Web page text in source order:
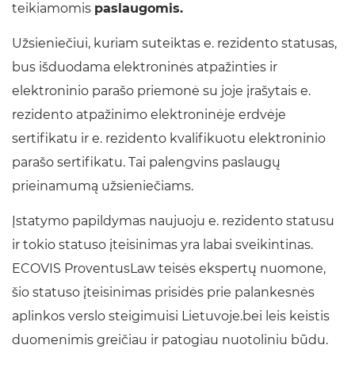
teikiamomis paslaugomis.
Užsieniečiui, kuriam suteiktas e. rezidento statusas,
bus išduodama elektroninės atpažinties ir
elektroninio parašo priemonė su joje įrašytais e.
rezidento atpažinimo elektroninėje erdvėje
sertifikatu ir e. rezidento kvalifikuotu elektroninio
parašo sertifikatu. Tai palengvins paslaugų
prieinamumą užsieniečiams.
Įstatymo papildymas naujuoju e. rezidento statusu
ir tokio statuso įteisinimas yra labai sveikintinas.
ECOVIS ProventusLaw teisės ekspertų nuomone,
šio statuso įteisinimas prisidės prie palankesnės
aplinkos verslo steigimuisi Lietuvoje.bei leis keistis
duomenimis greičiau ir patogiau nuotoliniu būdu.